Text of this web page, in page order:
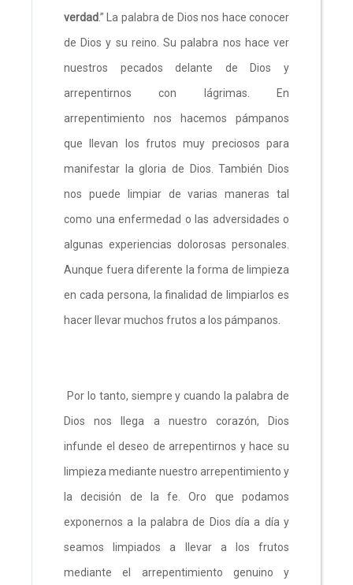
verdad.” La palabra de Dios nos hace conocer
de Dios y su reino. Su palabra nos hace ver
nuestros pecados delante de Dios y
arrepentirnos con lágrimas. En
arrepentimiento nos hacemos pámpanos
que llevan los frutos muy preciosos para
manifestar la gloria de Dios. También Dios
nos puede limpiar de varias maneras tal
como una enfermedad o las adversidades o
algunas experiencias dolorosas personales.
Aunque fuera diferente la forma de limpieza
en cada persona, la finalidad de limpiarlos es
hacer llevar muchos frutos a los pámpanos.
Por lo tanto, siempre y cuando la palabra de
Dios nos llega a nuestro corazón, Dios
infunde el deseo de arrepentirnos y hace su
limpieza mediante nuestro arrepentimiento y
la decisión de la fe. Oro que podamos
exponernos a la palabra de Dios día a día y
seamos limpiados a llevar a los frutos
mediante el arrepentimiento genuino y